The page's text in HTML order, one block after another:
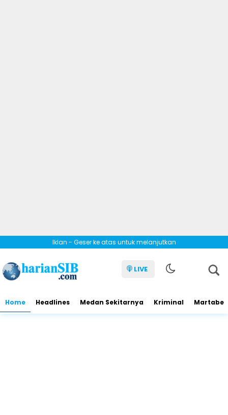
Iklan - Geser ke atas untuk melanjutkan
LIVE
Home Headlines Medan Sekitarnya Kriminal Martabe